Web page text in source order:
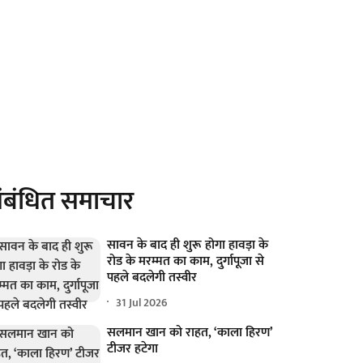
समाचार
सावन के बाद ही शुरू होगा हावड़ा के
रोड के मरम्मत का काम, दुर्गापूजा से
पहले बदलेगी तस्वीर
31 Jul 2026
सलमान खान को राहत, ‘काला हिरण’
टीजर हटेगा